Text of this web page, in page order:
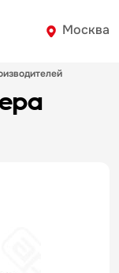
Москва